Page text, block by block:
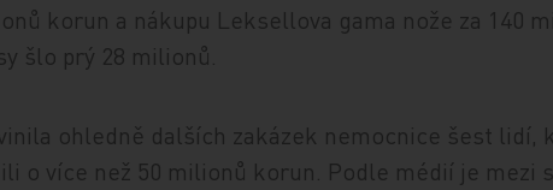
korun a nákupu Leksellova gama nože za 140
šlo prý 28 milionů.
ohledně dalších zakázek nemocnice šest lidí,
o více než 50 milionů korun. Podle médií je mezi